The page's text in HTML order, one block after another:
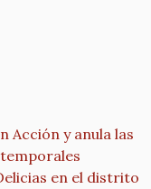
Acción y anula las
en el distrito